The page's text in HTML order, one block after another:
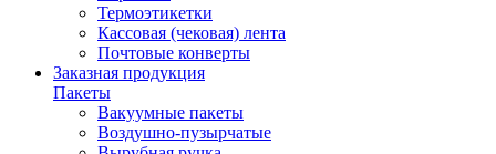
Термоэтикетки
Кассовая (чековая) лента
Почтовые конверты
Заказная продукция
Пакеты
Вакуумные пакеты
Воздушно-пузырчатые